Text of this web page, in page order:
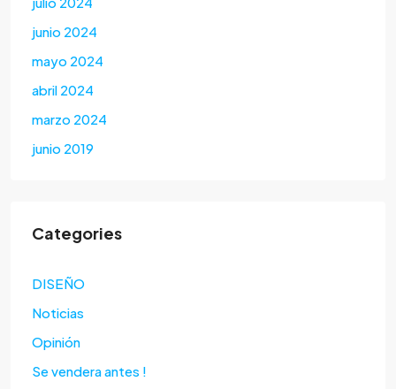
junio 2024
mayo 2024
abril 2024
marzo 2024
junio 2019
Categories
DISEÑO
Noticias
Opinión
Se vendera antes !